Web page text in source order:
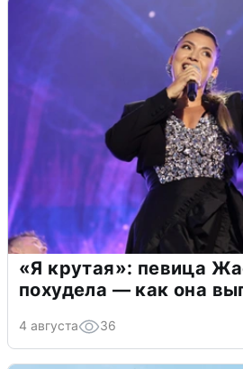
«Я крутая»: певица
похудела — как она
4 августа 36